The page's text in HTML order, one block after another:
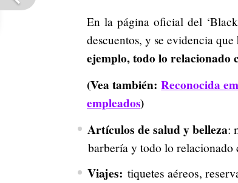
En la página oficial del
descuentos, y se evidencia que
ejemplo, todo lo relacionado
(Vea también:Reconocida
empleados)
Artículos de salud y belleza:
barbería y todo lo relacionado
Viajes: tiquetes aéreos,